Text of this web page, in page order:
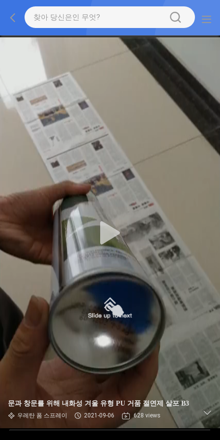
문과 창문를 위해 내화성 겨울 유형 PU 거품 절연제 살포 B3
우레탄 폼 스프레이 2021-09-06 628 views